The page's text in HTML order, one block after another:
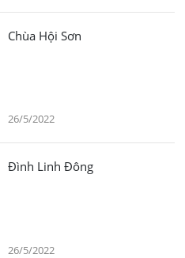
Chùa Hội Sơn
26/5/2022
Đình Linh Đông
26/5/2022